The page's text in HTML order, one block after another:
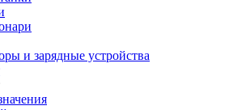
и зарядные устройства